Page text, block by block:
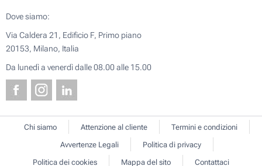
Dove siamo:
Via Caldera 21, Edificio F, Primo piano
20153, Milano, Italia
Da lunedì a venerdì dalle 08.00 alle 15.00
Chi siamo Attenzione al cliente
Termini e condizioni
Avvertenze Legali
Politica di privacy
Politica dei cookies
Mappa del sito Contattaci